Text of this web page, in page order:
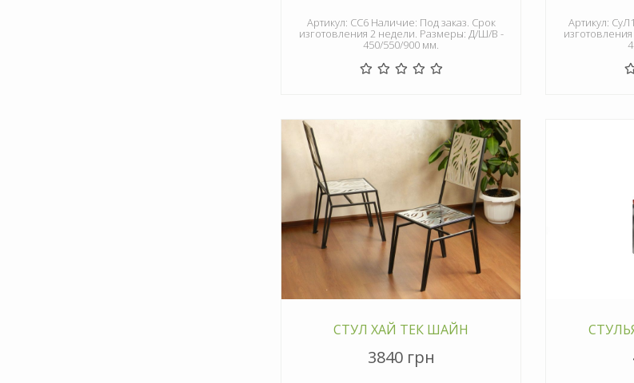
Артикул: СС6 Наличие: Под заказ. Срок
изготовления 2 недели. Размеры: Д/Ш/В -
450/550/900 мм.
Артикул:
СТУЛ ХАЙ ТЕК ШАЙН
3840 грн